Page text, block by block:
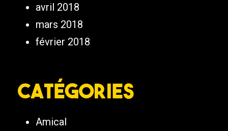
avril 2018
mars 2018
février 2018
Catégories
Amical